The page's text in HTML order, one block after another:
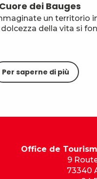
dei Bauges
un territorio
della vita si
Per saperne di più
Office de
9
73340